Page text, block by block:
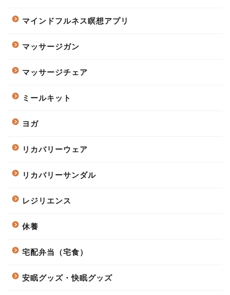
マインドフルネス瞑想アプリ
マッサージガン
マッサージチェア
ミールキット
ヨガ
リカバリーウェア
リカバリーサンダル
レジリエンス
休養
宅配弁当（宅食）
安眠グッズ・快眠グッズ